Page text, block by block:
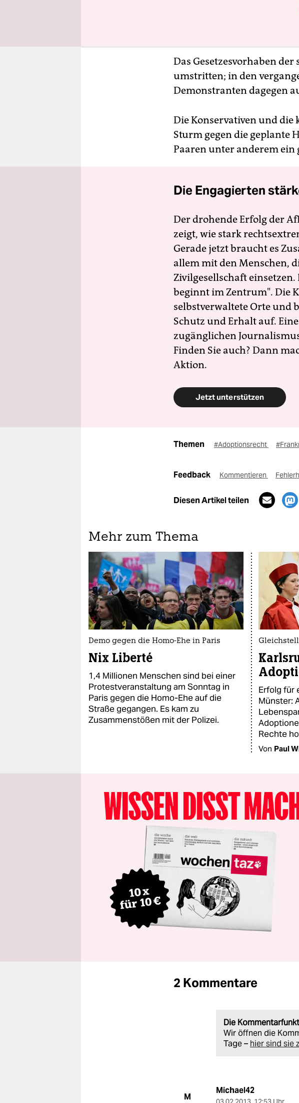
Das Gesetzesvorhaben
umstritten; in den
Demonstranten dagegen
Die Konservativen und
Sturm gegen die geplante
Paaren unter anderem
Die Engagierten
Der drohende Erfolg der
zeigt, wie stark
Gerade jetzt braucht es
allem mit den Menschen,
Zivilgesellschaft
beginnt im Zentrum". Die
selbstverwaltete Orte und
Schutz und Erhalt auf.
zugänglichen
Finden Sie auch? Dann
Aktion.
Jetzt unterstützen
Themen #Adoptionsrecht
Feedback Kommentieren
Diesen Artikel teilen
Mehr zum Thema
Demo gegen die Homo-Ehe in Paris
Nix Liberté
1,4 Millionen Menschen sind bei einer
Protestveranstaltung am Sonntag in
Paris gegen die Homo-Ehe auf die
Straße gegangen. Es kam zu
Zusammenstößen mit der Polizei.
Erfolg für
Münster:
Rechte
Von Paul
2 Kommentare
Die
Wir öffnen die
Tage – hier sind sie
M
Michael42